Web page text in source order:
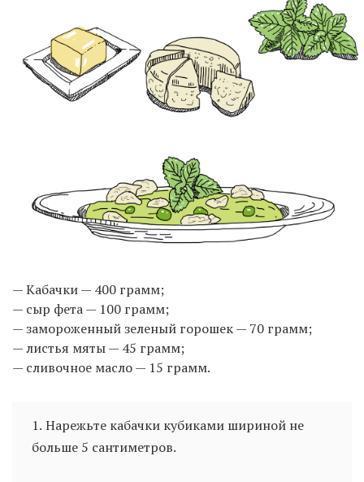
— Кабачки — 400 грамм;
— сыр фета — 100 грамм;
— замороженный зеленый горошек — 70 грамм;
— листья мяты — 45 грамм;
— сливочное масло — 15 грамм.
1. Нарежьте кабачки кубиками шириной не
больше 5 сантиметров.